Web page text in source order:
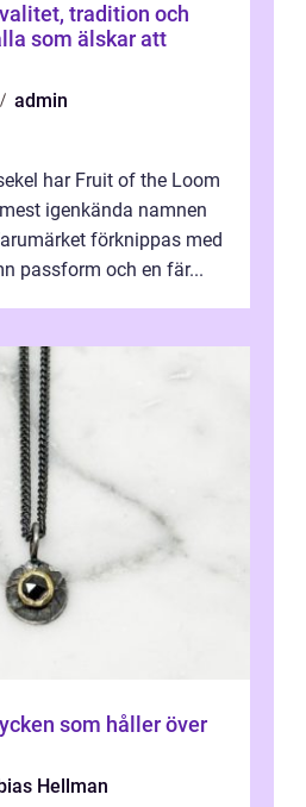
som älskar att
admin
har Fruit of the Loom
igenkända namnen
förknippas med
passform och en fär...
som håller över
Hellman